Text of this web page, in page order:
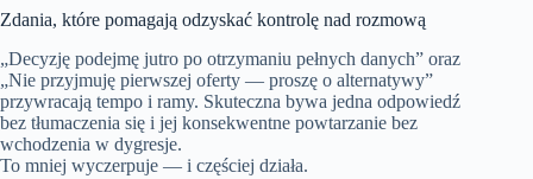
Zdania, które pomagają odzyskać kontrolę nad rozmową
„Decyzję podejmę jutro po otrzymaniu pełnych danych” oraz
„Nie przyjmuję pierwszej oferty — proszę o alternatywy”
przywracają tempo i ramy. Skuteczna bywa jedna odpowiedź
bez tłumaczenia się i jej konsekwentne powtarzanie bez
wchodzenia w dygresje.
To mniej wyczerpuje — i częściej działa.